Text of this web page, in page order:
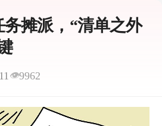
摊派，“清单之外
👁9962